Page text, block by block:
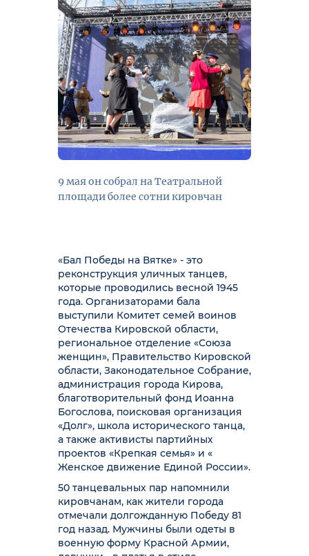
9 мая он собрал на Театральной
площади более сотни кировчан
«Бал Победы на Вятке» - это
реконструкция уличных танцев,
которые проводились весной 1945
года. Организаторами бала
выступили Комитет семей воинов
Отечества Кировской области,
региональное отделение «Союза
женщин», Правительство Кировской
области, Законодательное Собрание,
администрация города Кирова,
благотворительный фонд Иоанна
Богослова, поисковая организация
«Долг», школа исторического танца,
а также активисты партийных
проектов «Крепкая семья» и «
Женское движение Единой России».
50 танцевальных пар напомнили
кировчанам, как жители города
отмечали долгожданную Победу 81
год назад. Мужчины были одеты в
военную форму Красной Армии,